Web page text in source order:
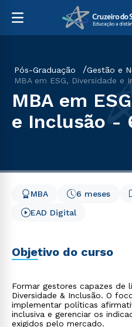
Pós-Graduação
Gestão e
MBA em ESG, Diversidade e
MBA em
e Inclusão -
6 meses
MBA
EAD Digital
Objetivo do curso
Formar gestores capazes de
Diversidade & Inclusão. O
implementar políticas
inclusiva e gerenciar os
exigidos pelo mercado.